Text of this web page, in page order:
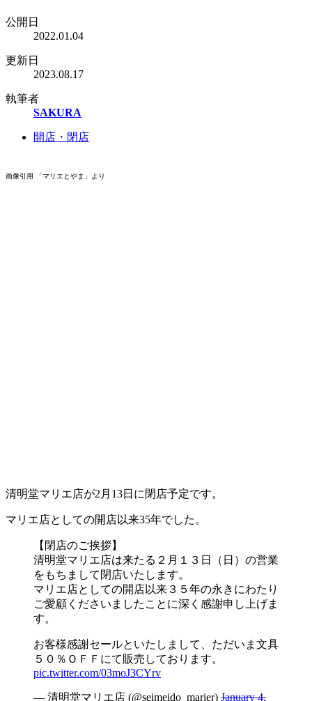
公開日
2022.01.04
更新日
2023.08.17
執筆者
SAKURA
開店・閉店
画像引用 「マリエとやま」より
清明堂マリエ店が2月13日に閉店予定です。
マリエ店としての開店以来35年でした。
【閉店のご挨拶】
清明堂マリエ店は来たる２月１３日（日）の営業
をもちまして閉店いたします。
マリエ店としての開店以来３５年の永きにわたり
ご愛顧くださいましたことに深く感謝申し上げま
す。
お客様感謝セールといたしまして、ただいま文具
５０％ＯＦＦにて販売しております。
pic.twitter.com/03moJ3CYrv
— 清明堂マリエ店 (@seimeido_marier) January 4,